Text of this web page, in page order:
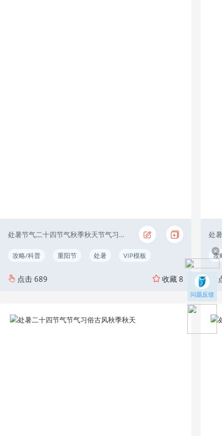
处暑节气二十四节气秋季秋天节气习俗简约
攻略/科普 重阳节 处暑 VIP模板
点击 689 收藏 8
处
攻
问题反馈